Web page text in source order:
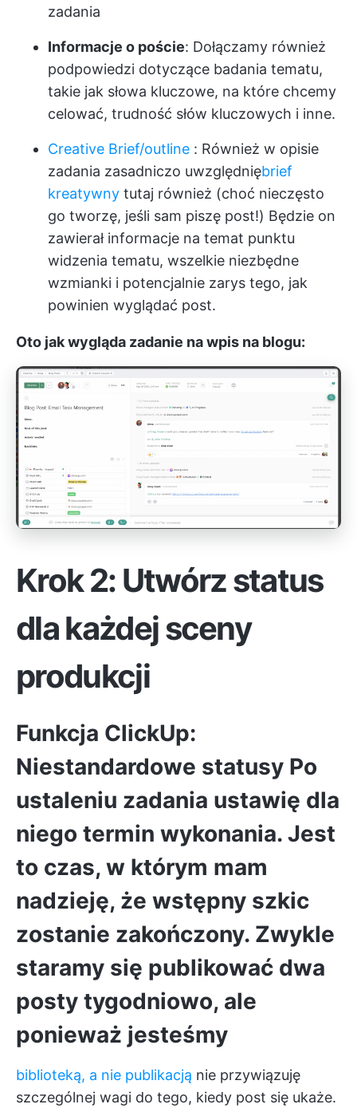
zadania
Informacje o poście: Dołączamy również
podpowiedzi dotyczące badania tematu,
takie jak słowa kluczowe, na które chcemy
celować, trudność słów kluczowych i inne.
Creative Brief/outline : Również w opisie
zadania zasadniczo uwzględniębrief
kreatywny tutaj również (choć nieczęsto
go tworzę, jeśli sam piszę post!) Będzie on
zawierał informacje na temat punktu
widzenia tematu, wszelkie niezbędne
wzmianki i potencjalnie zarys tego, jak
powinien wyglądać post.
Oto jak wygląda zadanie na wpis na blogu:
Krok 2: Utwórz status
dla każdej sceny
produkcji
Funkcja ClickUp:
Niestandardowe statusy Po
ustaleniu zadania ustawię dla
niego termin wykonania. Jest
to czas, w którym mam
nadzieję, że wstępny szkic
zostanie zakończony. Zwykle
staramy się publikować dwa
posty tygodniowo, ale
ponieważ jesteśmy
biblioteką, a nie publikacją nie przywiązuję
szczególnej wagi do tego, kiedy post się ukaże.